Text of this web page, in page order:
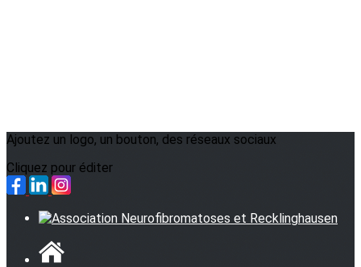
Ajoutez un logo, un bouton, des réseaux sociaux
Cliquez pour éditer